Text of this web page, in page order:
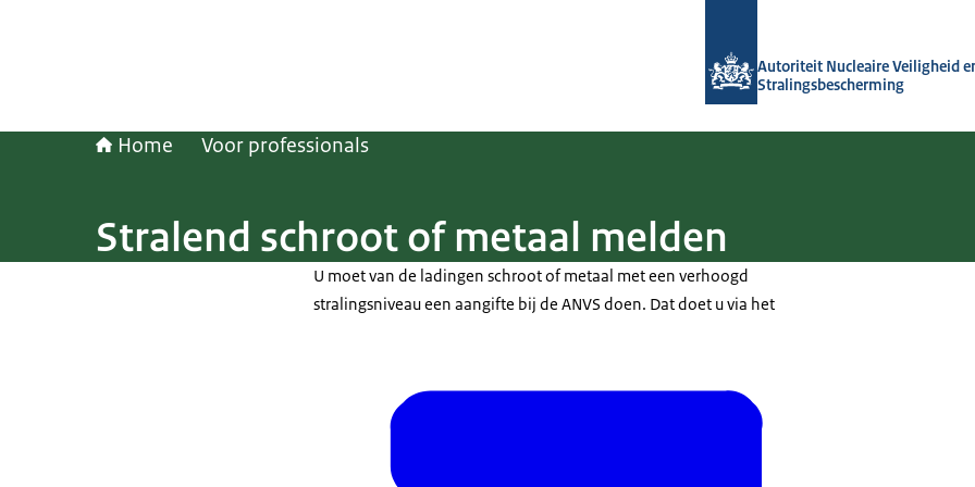
Autoriteit Nucleaire Veiligheid
Stralingsbescherming
Home Voor professionals
Stralend schroot of metaal melden
U moet van de ladingen schroot of metaal met een verhoogd
stralingsniveau een aangifte bij de ANVS doen. Dat doet u via het